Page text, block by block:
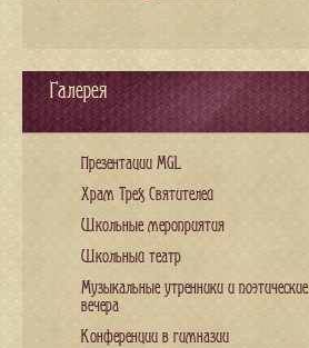
Галерея
Презентации MGL
Храм Трех Святителей
Школьные мероприятия
Школьный театр
Музыкальные утренники и поэтические
вечера
Конференции в гимназии